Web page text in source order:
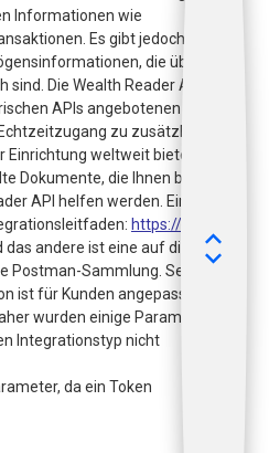
Informationen wie
Es gibt jedoch
die über
Die Wealth Reader API
APIs angebotenen
zu zusätzlichen
weltweit bietet. Es
Dokumente, die Ihnen bei der
API helfen werden. Eines ist
https://docs-
das andere ist eine auf dieser
Postman-Sammlung. Sehr
ist für Kunden angepasst, die
wurden einige Parameter
Integrationstyp nicht
da ein Token